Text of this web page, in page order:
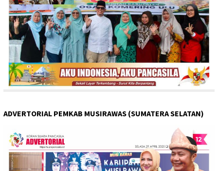
ADVERTORIAL PEMKAB MUSIRAWAS (SUMATERA SELATAN)